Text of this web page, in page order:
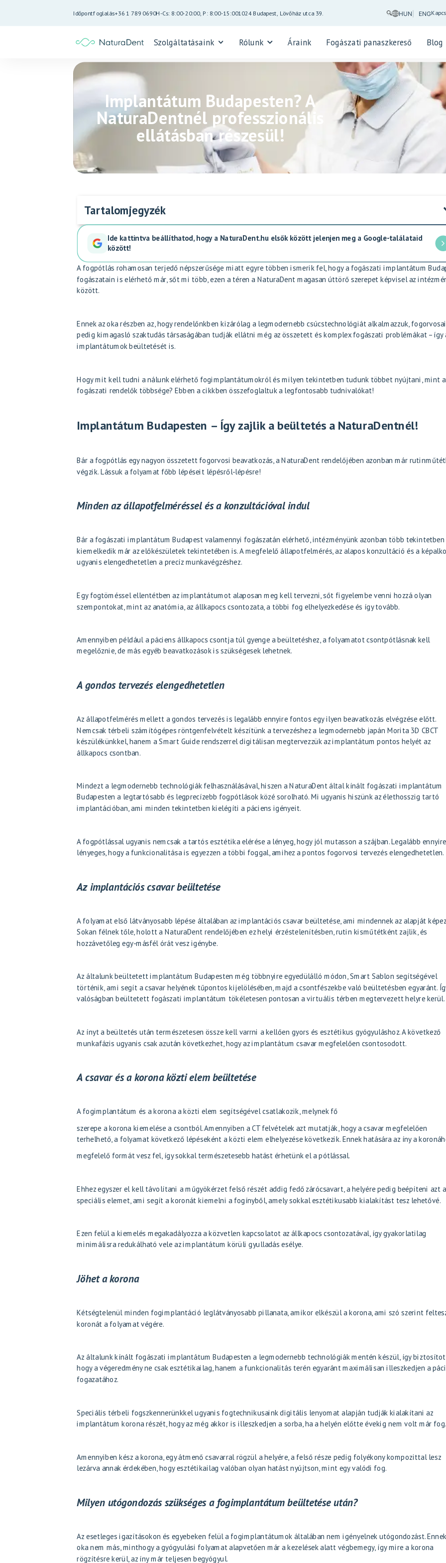
Időpontfoglalás+36 1 789 0690H-Cs: 8:00-20:00, P: 8:00-15:001024 Budapest, Lövőház utca 39. HUN ENG
Szolgáltatásaink Rólunk Áraink Fogászati panaszkereső Blog
Implantátum Budapesten? A
NaturaDentnél professzionális
ellátásban részesül!
Tartalomjegyzék
Ide kattintva beállíthatod, hogy a NaturaDent.hu elsők között jelenjen meg a Google-találataid
között!
A fogpótlás rohamosan terjedő népszerűsége miatt egyre többen ismerik fel, hogy a fogászati implantátum
fogászatain is elérhető már, sőt mi több, ezen a téren a NaturaDent magasan úttörő szerepet képvisel az
között.
Ennek az oka részben az, hogy rendelőnkben kizárólag a legmodernebb csúcstechnológiát alkalmazzuk,
pedig kimagasló szaktudás társaságában tudják ellátni még az összetett és komplex fogászati problémákat – így
implantátumok beültetését is.
Hogy mit kell tudni a nálunk elérhető fogimplantátumokról és milyen tekintetben tudunk többet nyújtani, mint a
fogászati rendelők többsége? Ebben a cikkben összefoglaltuk a legfontosabb tudnivalókat!
Implantátum Budapesten – Így zajlik a beültetés a NaturaDentnél!
Bár a fogpótlás egy nagyon összetett fogorvosi beavatkozás, a NaturaDent rendelőjében azonban már
végzik. Lássuk a folyamat főbb lépéseit lépésről-lépésre!
Minden az állapotfelméréssel és a konzultációval indul
Bár a fogászati implantátum Budapest valamennyi fogászatán elérhető, intézményünk azonban több tekintetben
kiemelkedik már az előkészületek tekintetében is. A megfelelő állapotfelmérés, az alapos konzultáció és a
ugyanis elengedhetetlen a precíz munkavégzéshez.
Egy fogtöméssel ellentétben az implantátumot alaposan meg kell tervezni, sőt figyelembe venni hozzá olyan
szempontokat, mint az anatómia, az állkapocs csontozata, a többi fog elhelyezkedése és így tovább.
Amennyiben például a páciens állkapocs csontja túl gyenge a beültetéshez, a folyamatot csontpótlásnak kell
megelőznie, de más egyéb beavatkozások is szükségesek lehetnek.
A gondos tervezés elengedhetetlen
Az állapotfelmérés mellett a gondos tervezés is legalább ennyire fontos egy ilyen beavatkozás elvégzése előtt.
Nemcsak térbeli számítógépes röntgenfelvételt készítünk a tervezéshez a legmodernebb japán Morita 3D CBCT
készülékünkkel, hanem a Smart Guide rendszerrel digitálisan megtervezzük az implantátum pontos helyét az
állkapocs csontban.
Mindezt a legmodernebb technológiák felhasználásával, hiszen a NaturaDent által kínált fogászati implantátum
Budapesten a legtartósabb és legprecízebb fogpótlások közé sorolható. Mi ugyanis hiszünk az élethosszig tartó
implantációban, ami minden tekintetben kielégíti a páciens igényeit.
A fogpótlással ugyanis nemcsak a tartós esztétika elérése a lényeg, hogy jól mutasson a szájban. Legalább ennyire
lényeges, hogy a funkcionalitása is egyezzen a többi foggal, amihez a pontos fogorvosi tervezés elengedhetetlen.
Az implantációs csavar beültetése
A folyamat első látványosabb lépése általában az implantációs csavar beültetése, ami mindennek az alapját
Sokan félnek tőle, holott a NaturaDent rendelőjében ez helyi érzéstelenítésben, rutin kisműtétként zajlik, és
hozzávetőleg egy-másfél órát vesz igénybe.
Az általunk beültetett implantátum Budapesten még többnyire egyedülálló módon, Smart Sablon segítségével
történik, ami segít a csavar helyének tűpontos kijelölésében, majd a csontfészekbe való beültetésben egyaránt.
valóságban beültetett fogászati implantátum tökéletesen pontosan a virtuális térben megtervezett helyre kerül.
Az ínyt a beültetés után természetesen össze kell varrni a kellően gyors és esztétikus gyógyuláshoz. A következő
munkafázis ugyanis csak azután következhet, hogy az implantátum csavar megfelelően csontosodott.
A csavar és a korona közti elem beültetése
A fogimplantátum és a korona a közti elem segítségével csatlakozik, melynek fő
szerepe a korona kiemelése a csontból. Amennyiben a CT felvételek azt mutatják, hogy a csavar megfelelően
terhelhető, a folyamat következő lépéseként a közti elem elhelyezése következik. Ennek hatására az íny a
megfelelő formát vesz fel, így sokkal természetesebb hatást érhetünk el a pótlással.
Ehhez egyszer el kell távolítani a műgyökérzet felső részét addig fedő zárócsavart, a helyére pedig beépíteni azt a
speciális elemet, ami segít a koronát kiemelni a fogínyből, amely sokkal esztétikusabb kialakítást tesz lehetővé.
Ezen felül a kiemelés megakadályozza a közvetlen kapcsolatot az állkapocs csontozatával, így gyakorlatilag
minimálisra redukálható vele az implantátum körüli gyulladás esélye.
Jöhet a korona
Kétségtelenül minden fogimplantáció leglátványosabb pillanata, amikor elkészül a korona, ami szó szerint
koronát a folyamat végére.
Az általunk kínált fogászati implantátum Budapesten a legmodernebb technológiák mentén készül, így
hogy a végeredmény ne csak esztétikailag, hanem a funkcionalitás terén egyaránt maximálisan illeszkedjen a
fogazatához.
Speciális térbeli fogszkennerünkkel ugyanis fogtechnikusaink digitális lenyomat alapján tudják kialakítani az
implantátum korona részét, hogy az még akkor is illeszkedjen a sorba, ha a helyén előtte évekig nem volt már fog.
Amennyiben kész a korona, egy átmenő csavarral rögzül a helyére, a felső része pedig folyékony kompozittal lesz
lezárva annak érdekében, hogy esztétikailag valóban olyan hatást nyújtson, mint egy valódi fog.
Milyen utógondozás szükséges a fogimplantátum beültetése után?
Az esetleges igazításokon és egyebeken felül a fogimplantátumok általában nem igényelnek utógondozást.
oka nem más, minthogy a gyógyulási folyamat alapvetően már a kezelések alatt végbemegy, így mire a korona
rögzítésre kerül, az íny már teljesen begyógyul.